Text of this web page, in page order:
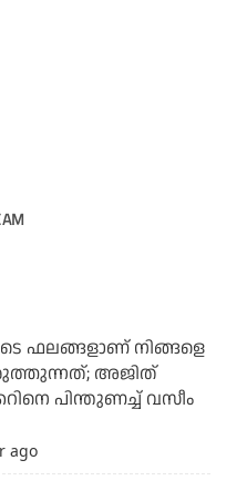
ഫലങ്ങളാണ് നിങ്ങളെ
അജിത്
പിന്തുണച്ച് വസീം
ago